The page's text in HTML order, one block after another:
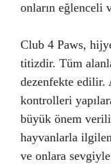
onların eğlenceli
Club 4 Paws,
titizdir. Tüm
dezenfekte edilir.
kontrolleri
büyük önem
hayvanlarla
ve onlara sevgiyle